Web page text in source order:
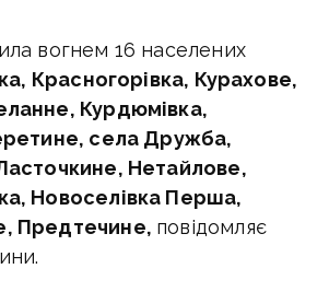
вогнем 16 населених
Красногорівка, Курахове,
Курдюмівка,
села Дружба,
Нетайлове,
Новоселівка Перша,
Предтечине, повідомляє